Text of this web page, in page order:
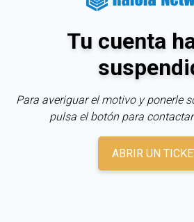
Tu cuenta
Para averiguar el motivo y ponerle
pulsa el botón para
ABRIR UN